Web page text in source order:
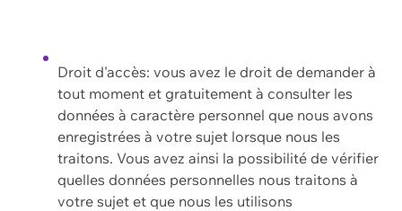
Droit d'accès: vous avez le droit de demander à
tout moment et gratuitement à consulter les
données à caractère personnel que nous avons
enregistrées à votre sujet lorsque nous les
traitons. Vous avez ainsi la possibilité de vérifier
quelles données personnelles nous traitons à
votre sujet et que nous les utilisons